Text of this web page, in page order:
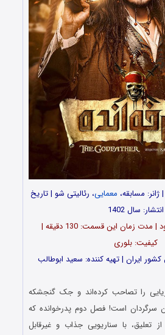
| ژانر: مسابقه، معمایی، رئالیتی شو | تاریخ
انتشار: سال 1402
تعداد قسمت‌: … اپیزود | مدت زمان این قسمت: 130 دقیقه |
کیفیت: بلوری
را تصاحب کرده‌اند و جک گنجشکه
سرگردان است! فصل دوم پدرخوانده که
تعلیق، با سناریویی جذاب و غیرقابل